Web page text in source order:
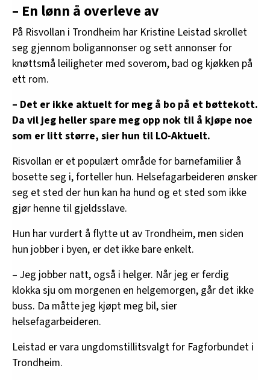
– En lønn å overleve av
På Risvollan i Trondheim har Kristine Leistad skrollet
seg gjennom boligannonser og sett annonser for
knøttsmå leiligheter med soverom, bad og kjøkken på
ett rom.
– Det er ikke aktuelt for meg å bo på et bøttekott.
Da vil jeg heller spare meg opp nok til å kjøpe noe
som er litt større, sier hun til LO-Aktuelt.
Risvollan er et populært område for barnefamilier å
bosette seg i, forteller hun. Helsefagarbeideren ønsker
seg et sted der hun kan ha hund og et sted som ikke
gjør henne til gjeldsslave.
Hun har vurdert å flytte ut av Trondheim, men siden
hun jobber i byen, er det ikke bare enkelt.
– Jeg jobber natt, også i helger. Når jeg er ferdig
klokka sju om morgenen en helgemorgen, går det ikke
buss. Da måtte jeg kjøpt meg bil, sier
helsefagarbeideren.
Leistad er vara ungdomstillitsvalgt for Fagforbundet i
Trondheim.